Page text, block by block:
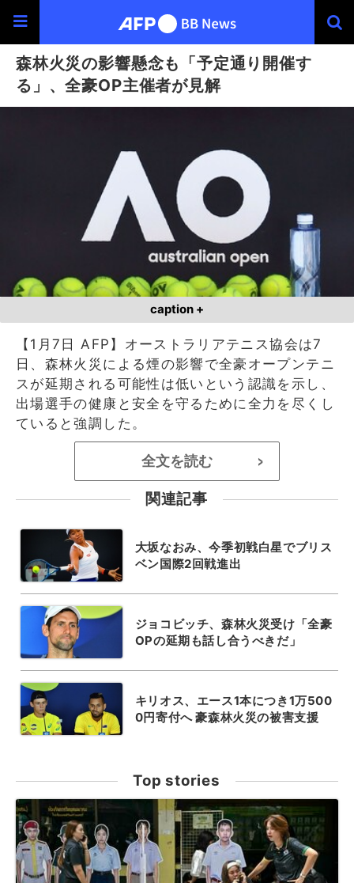
森林火災の影響懸念も「予定通り開催す
る」、全豪OP主催者が見解
caption +
【1月7日 AFP】オーストラリアテニス協会は7
日、森林火災による煙の影響で全豪オープンテニ
スが延期される可能性は低いという認識を示し、
出場選手の健康と安全を守るために全力を尽くし
ていると強調した。
全文を読む >
関連記事
大坂なおみ、今季初戦白星でブリス
ベン国際2回戦進出
ジョコビッチ、森林火災受け「全豪
OPの延期も話し合うべきだ」
キリオス、エース1本につき1万500
0円寄付へ 豪森林火災の被害支援
Top stories